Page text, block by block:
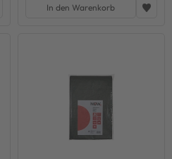
In den Warenkorb